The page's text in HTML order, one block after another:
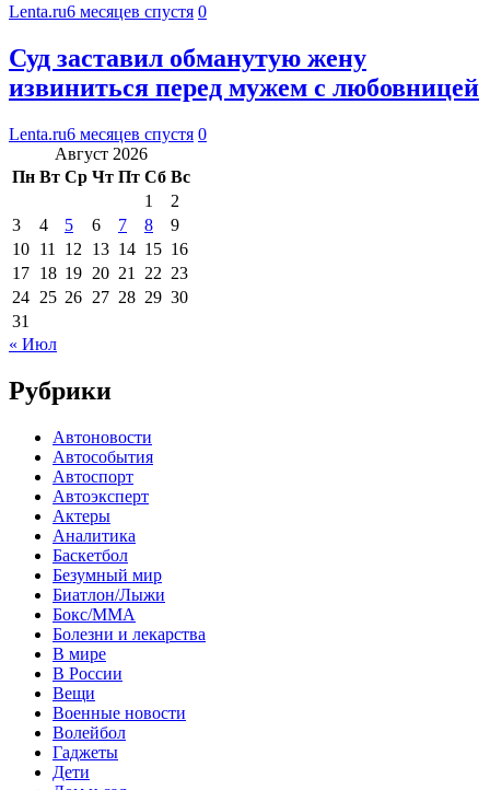
Lenta.ru6 месяцев спустя 0
Суд заставил обманутую жену
извиниться перед мужем с любовницей
Lenta.ru6 месяцев спустя 0
Август 2026
Пн Вт Ср Чт Пт Сб Вс
1
2
3
4 5 6 7 8
9
10 11 12 13 14 15 16
17 18 19 20 21 22 23
24 25 26 27 28 29 30
31
« Июл
Рубрики
Автоновости
Автособытия
Автоспорт
Автоэксперт
Актеры
Аналитика
Баскетбол
Безумный мир
Биатлон/Лыжи
Бокс/MMA
Болезни и лекарства
В мире
В России
Вещи
Военные новости
Волейбол
Гаджеты
Дети